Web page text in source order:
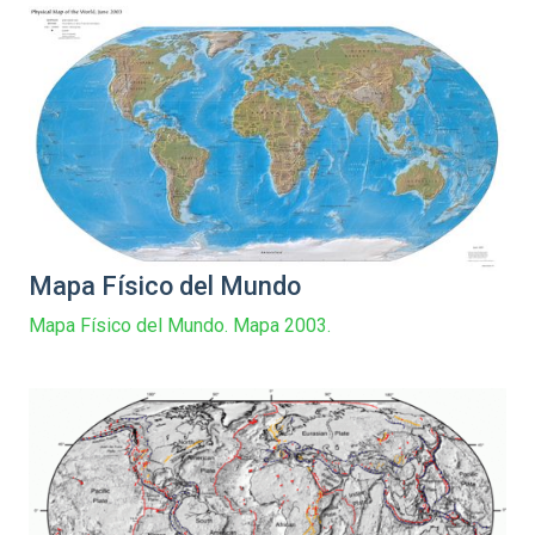
Mapa Físico del Mundo
Mapa Físico del Mundo. Mapa 2003.